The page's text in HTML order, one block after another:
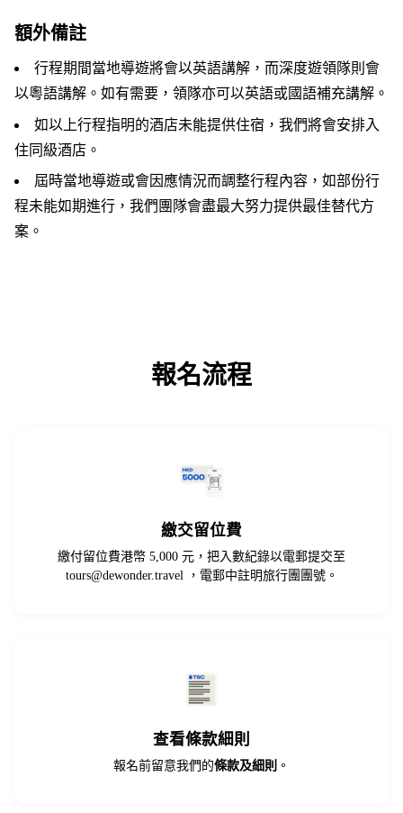
額外備註
行程期間當地導遊將會以英語講解，而深度遊領隊則會
以粵語講解。如有需要，領隊亦可以英語或國語補充講解。
如以上行程指明的酒店未能提供住宿，我們將會安排入
住同級酒店。
屆時當地導遊或會因應情況而調整行程內容，如部份行
程未能如期進行，我們團隊會盡最大努力提供最佳替代方
案。
報名流程
繳交留位費
繳付留位費港幣 5,000 元，把入數紀錄以電郵提交至
tours@dewonder.travel ，電郵中註明旅行團團號。
查看條款細則
報名前留意我們的條款及細則 。